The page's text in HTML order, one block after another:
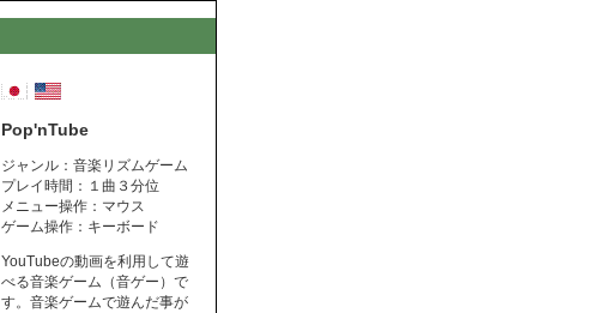
Pop'nTube
ジャンル：音楽リズムゲーム
プレイ時間：１曲３分位
メニュー操作：マウス
ゲーム操作：キーボード
YouTubeの動画を利用して遊
べる音楽ゲーム（音ゲー）で
す。音楽ゲームで遊んだ事が